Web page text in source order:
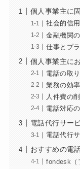
個人事業主に
社会的信
金融機関
仕事とプ
個人事業主に
電話の取
業務の効
人件費の
電話対応
電話代行サー
電話代行
おすすめの電
fondesk（